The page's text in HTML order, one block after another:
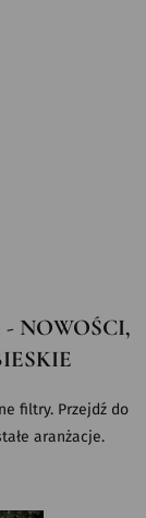
NOWOŚCI,
filtry. Przejdź do
aranżacje.